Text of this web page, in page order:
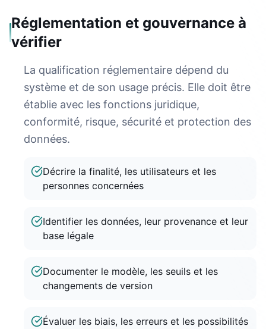
Réglementation et gouvernance à
vérifier
La qualification réglementaire dépend du
système et de son usage précis. Elle doit être
établie avec les fonctions juridique,
conformité, risque, sécurité et protection des
données.
Décrire la finalité, les utilisateurs et les
personnes concernées
Identifier les données, leur provenance et leur
base légale
Documenter le modèle, les seuils et les
changements de version
Évaluer les biais, les erreurs et les possibilités